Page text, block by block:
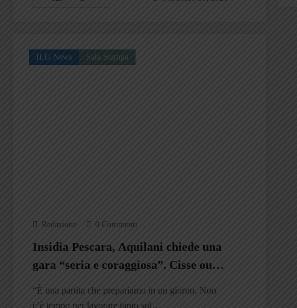
ILG News Sala Stampa
Redazione 0 Commenti
Insidia Pescara, Aquilani chiede una
gara “seria e coraggiosa”. Cisse out
per più di un mese, tocca a Nuamah
“È una partita che prepariamo in un giorno. Non
c’è tempo per lavorare tanto sul…